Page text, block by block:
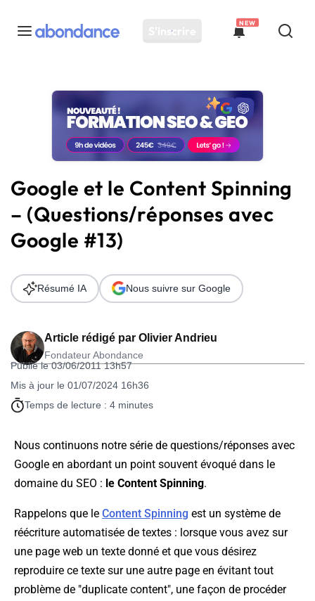
S'inscrire
NEW
Toutes les actus
Actus SEO
Plateforme
Solutions
Ressources
Audit SEO
Google et le Content Spinning
– (Questions/réponses avec
Google #13)
Article rédigé par Olivier Andrieu
Fondateur Abondance
Publié le 03/06/2011 13h57
Mis à jour le 01/07/2024 16h36
Temps de lecture : 4 minutes
Résumé IA Nous suivre sur Google
Nous continuons notre série de questions/réponses avec
Google en abordant un point souvent évoqué dans le
domaine du SEO : le Content Spinning.
Rappelons que le Content Spinning est un système de
réécriture automatisée de textes : lorsque vous avez sur
une page web un texte donné et que vous désirez
reproduire ce texte sur une autre page en évitant tout
problème de "duplicate content", une façon de procéder